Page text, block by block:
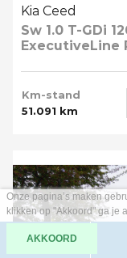
Kia Ceed
Sw 1.0 T-GDi
ExecutiveLine
Km-stand
51.091 km
Onze pagina’s maken
klikken op "Akkoord" ga je
AKKOORD